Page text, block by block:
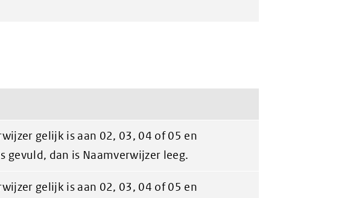
gelijk is aan 02, 03, 04 of 05 en
gevuld, dan is Naamverwijzer leeg.
gelijk is aan 02, 03, 04 of 05 en